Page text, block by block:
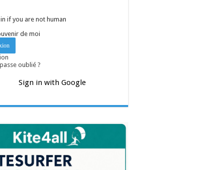
if you are not human
de moi
oublié ?
Sign in with Google